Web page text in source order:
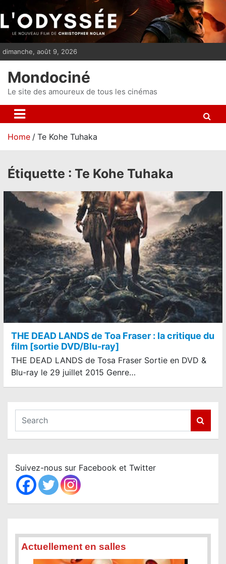
i
p
t
n
t
dimanche, août 9, 2026
Mondociné
Le site des amoureux de tous les cinémas
Home Te Kohe Tuhaka
Étiquette : Te Kohe Tuhaka
THE DEAD LANDS de Toa Fraser : la critique du
film [sortie DVD/Blu-ray]
THE DEAD LANDS de Tosa Fraser Sortie en DVD &
Blu-ray le 29 juillet 2015 Genre…
a
c
h
Suivez-nous sur Facebook et Twitter
Actuellement en salles